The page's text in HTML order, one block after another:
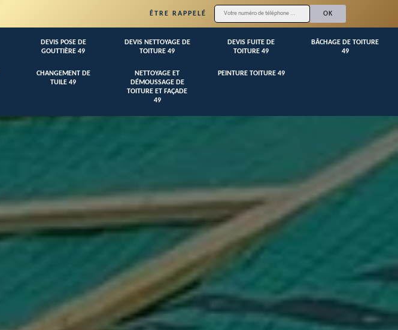
ÊTRE RAPPELÉ
DEVIS POSE DE
GOUTTIÈRE 49
DEVIS NETTOYAGE DE
TOITURE 49
DEVIS FUITE DE
TOITURE 49
BÂCHAGE DE TOITURE
49
CHANGEMENT DE
TUILE 49
NETTOYAGE ET
DÉMOUSSAGE DE
TOITURE ET FAÇADE
49
PEINTURE TOITURE 49